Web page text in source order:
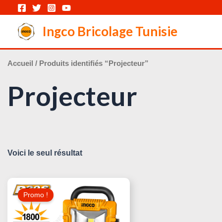
contenu
Ingco Bricolage Tunisie
Accueil / Produits identifiés “Projecteur”
Projecteur
Voici le seul résultat
Promo !
Prix
Initial
Était :
180,000 د.ت.
Prix
Actuel
Est :